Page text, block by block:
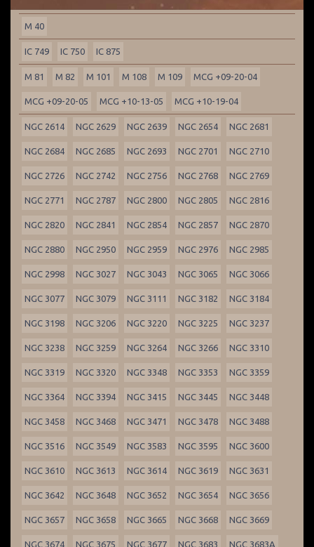
M 40
IC 749 IC 750 IC 875
M 81 M 82 M 101 M 108 M 109 MCG +09-20-04
MCG +09-20-05 MCG +10-13-05 MCG +10-19-04
NGC 2614 NGC 2629 NGC 2639 NGC 2654 NGC 2681
NGC 2684 NGC 2685 NGC 2693 NGC 2701 NGC 2710
NGC 2726 NGC 2742 NGC 2756 NGC 2768 NGC 2769
NGC 2771 NGC 2787 NGC 2800 NGC 2805 NGC 2816
NGC 2820 NGC 2841 NGC 2854 NGC 2857 NGC 2870
NGC 2880 NGC 2950 NGC 2959 NGC 2976 NGC 2985
NGC 2998 NGC 3027 NGC 3043 NGC 3065 NGC 3066
NGC 3077 NGC 3079 NGC 3111 NGC 3182 NGC 3184
NGC 3198 NGC 3206 NGC 3220 NGC 3225 NGC 3237
NGC 3238 NGC 3259 NGC 3264 NGC 3266 NGC 3310
NGC 3319 NGC 3320 NGC 3348 NGC 3353 NGC 3359
NGC 3364 NGC 3394 NGC 3415 NGC 3445 NGC 3448
NGC 3458 NGC 3468 NGC 3471 NGC 3478 NGC 3488
NGC 3516 NGC 3549 NGC 3583 NGC 3595 NGC 3600
NGC 3610 NGC 3613 NGC 3614 NGC 3619 NGC 3631
NGC 3642 NGC 3648 NGC 3652 NGC 3654 NGC 3656
NGC 3657 NGC 3658 NGC 3665 NGC 3668 NGC 3669
NGC 3674 NGC 3675 NGC 3677 NGC 3683 NGC 3683A